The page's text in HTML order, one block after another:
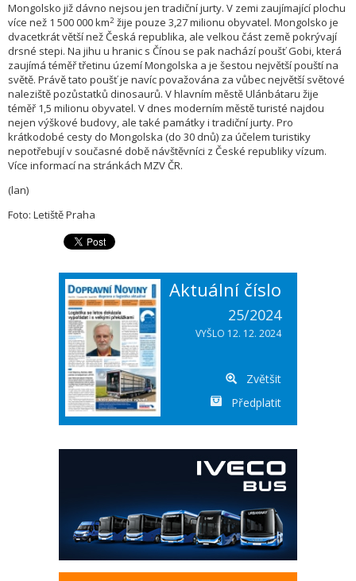
Mongolsko již dávno nejsou jen tradiční jurty. V zemi zaujímající plochu
více než 1 500 000 km2 žije pouze 3,27 milionu obyvatel. Mongolsko je
dvacetkrát větší než Česká republika, ale velkou část země pokrývají
drsné stepi. Na jihu u hranic s Čínou se pak nachází poušť Gobi, která
zaujímá téměř třetinu území Mongolska a je šestou největší pouští na
světě. Právě tato poušť je navíc považována za vůbec největší světové
naleziště pozůstatků dinosaurů. V hlavním městě Ulánbátaru žije
téměř 1,5 milionu obyvatel. V dnes moderním městě turisté najdou
nejen výškové budovy, ale také památky i tradiční jurty. Pro
krátkodobé cesty do Mongolska (do 30 dnů) za účelem turistiky
nepotřebují v současné době návštěvníci z České republiky vízum.
Více informací na stránkách MZV ČR.
(lan)
Foto: Letiště Praha
Aktuální číslo
25/2024
VYŠLO 12. 12. 2024
Zvětšit
Předplatit